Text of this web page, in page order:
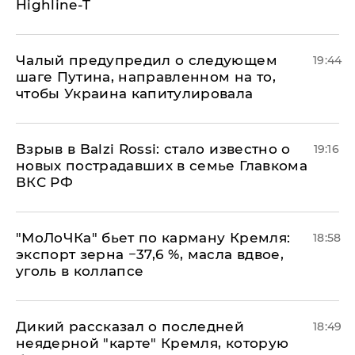
Highline-T
Чалый предупредил о следующем
шаге Путина, направленном на то,
чтобы Украина капитулировала
19:44
Взрыв в Balzi Rossi: стало известно о
новых пострадавших в семье Главкома
ВКС РФ
19:16
​"МоЛоЧКа" бьет по карману Кремля:
экспорт зерна −37,6 %, масла вдвое,
уголь в коллапсе
18:58
Дикий рассказал о последней
неядерной "карте" Кремля, которую
18:49